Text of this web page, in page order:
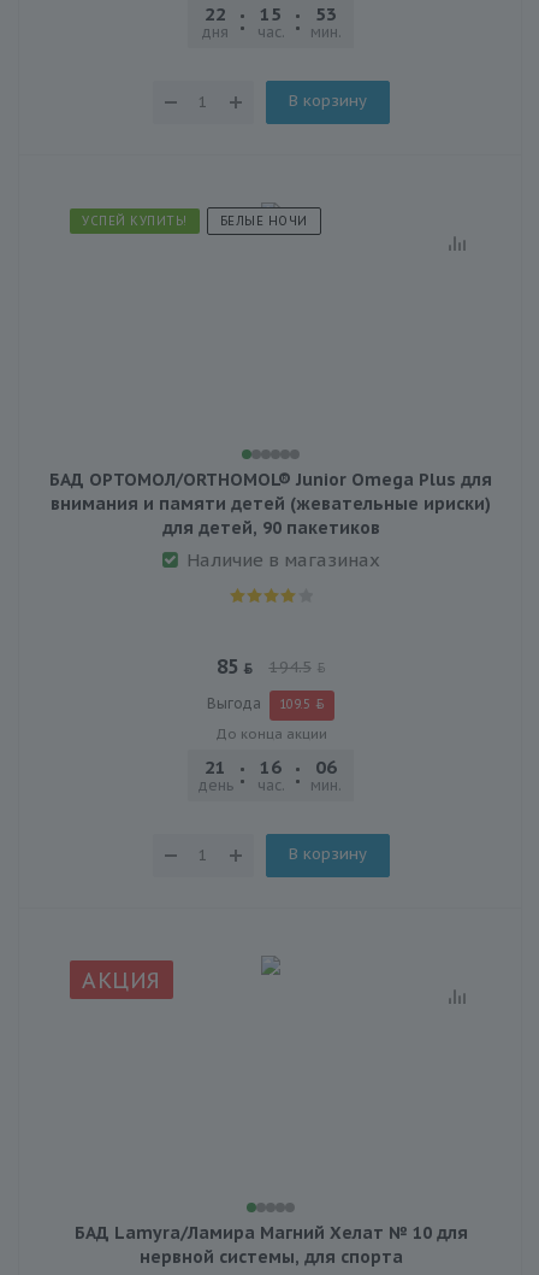
22
дня
15
час.
53
мин.
В корзину
УСПЕЙ КУПИТЬ! БЕЛЫЕ НОЧИ
БАД ОРТОМОЛ/ORTHOMOL® Junior Omega Plus для
внимания и памяти детей (жевательные ириски)
для детей, 90 пакетиков
Наличие в магазинах
85 194.5
Выгода 109.5
До конца акции
21
день
16
час.
06
мин.
В корзину
АКЦИЯ
БАД Lamyra/Ламира Магний Хелат № 10 для
нервной системы, для спорта